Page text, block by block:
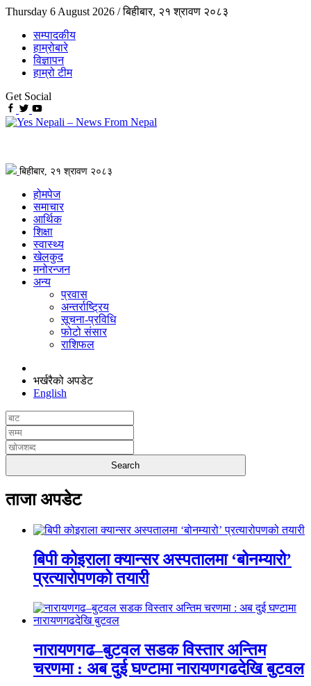
Thursday 6 August 2026 /बिहीबार, २१ श्रावण २०८३
सम्पादकीय
हाम्रोबारे
विज्ञापन
हाम्रो टीम
Get Social
बिहीबार, २१ श्रावण २०८३
होमपेज
समाचार
आर्थिक
शिक्षा
स्वास्थ्य
खेलकुद
मनोरन्जन
अन्य
प्रवास
अन्तर्राष्ट्रिय
सूचना-प्रविधि
फोटो संसार
राशिफल
भर्खरैको अपडेट
English
ताजा अपडेट
बिपी कोइराला क्यान्सर अस्पतालमा ‘बोनम्यारो’
प्रत्यारोपणको तयारी
नारायणगढ–बुटवल सडक विस्तार अन्तिम
चरणमा : अब दुई घण्टामा नारायणगढदेखि बुटवल